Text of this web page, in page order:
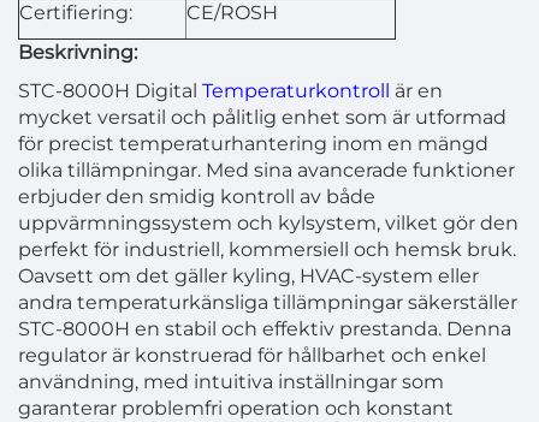
Certifiering:
CE/ROSH
Beskrivning:
STC-8000H Digital Temperaturkontroll är en
mycket versatil och pålitlig enhet som är utformad
för precist temperaturhantering inom en mängd
olika tillämpningar. Med sina avancerade funktioner
erbjuder den smidig kontroll av både
uppvärmningssystem och kylsystem, vilket gör den
perfekt för industriell, kommersiell och hemsk bruk.
Oavsett om det gäller kyling, HVAC-system eller
andra temperaturkänsliga tillämpningar säkerställer
STC-8000H en stabil och effektiv prestanda. Denna
regulator är konstruerad för hållbarhet och enkel
användning, med intuitiva inställningar som
garanterar problemfri operation och konstant